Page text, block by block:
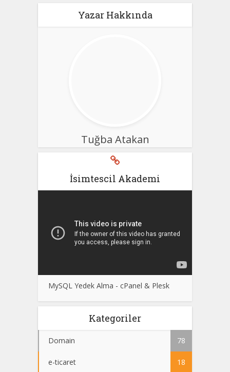
Yazar Hakkında
Tuğba Atakan
İsimtescil Akademi
MySQL Yedek Alma - cPanel & Plesk
Kategoriler
Domain 78
e-ticaret 18